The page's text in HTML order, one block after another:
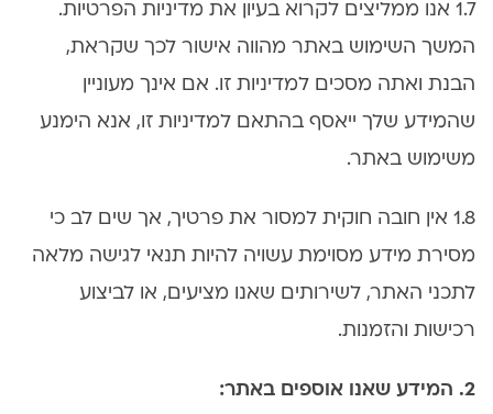
1.7 אנו ממליצים לקרוא בעיון את מדיניות הפרטיות.
המשך השימוש באתר מהווה אישור לכך שקראת,
הבנת ואתה מסכים למדיניות זו. אם אינך מעוניין
שהמידע שלך ייאסף בהתאם למדיניות זו, אנא הימנע
משימוש באתר.
1.8 אין חובה חוקית למסור את פרטיך, אך שים לב כי
מסירת מידע מסוימת עשויה להיות תנאי לגישה מלאה
לתכני האתר, לשירותים שאנו מציעים, או לביצוע
רכישות והזמנות.
2. המידע שאנו אוספים באתר: